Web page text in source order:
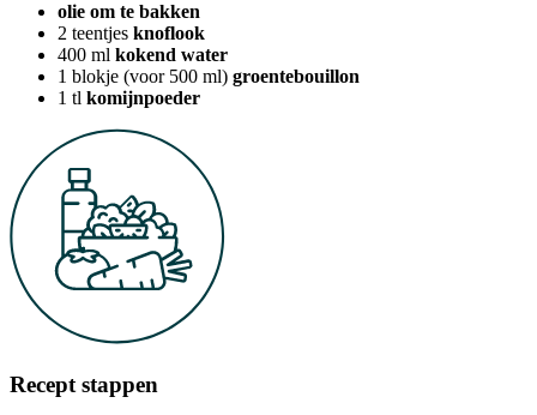
olie om te bakken
2 teentjes knoflook
400 ml kokend water
1 blokje (voor 500 ml) groentebouillon
1 tl komijnpoeder
Recept stappen